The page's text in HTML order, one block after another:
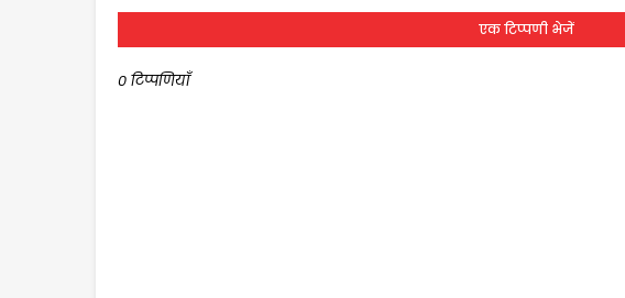
एक टिप्पणी भेजें
0 टिप्पणियाँ